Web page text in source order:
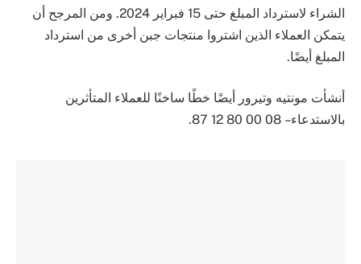
الشراء لاسترداد المبلغ حتى 15 فبراير 2024. ومن المرجح أن
يتمكن العملاء الذين اشتروا منتجات جبن أخرى من استرداد
المبلغ أيضًا.
أنشأت مونتيه وتيرور أيضًا خطًا ساخنًا للعملاء المتأثرين
بالاستدعاء – 08 00 80 12 87.